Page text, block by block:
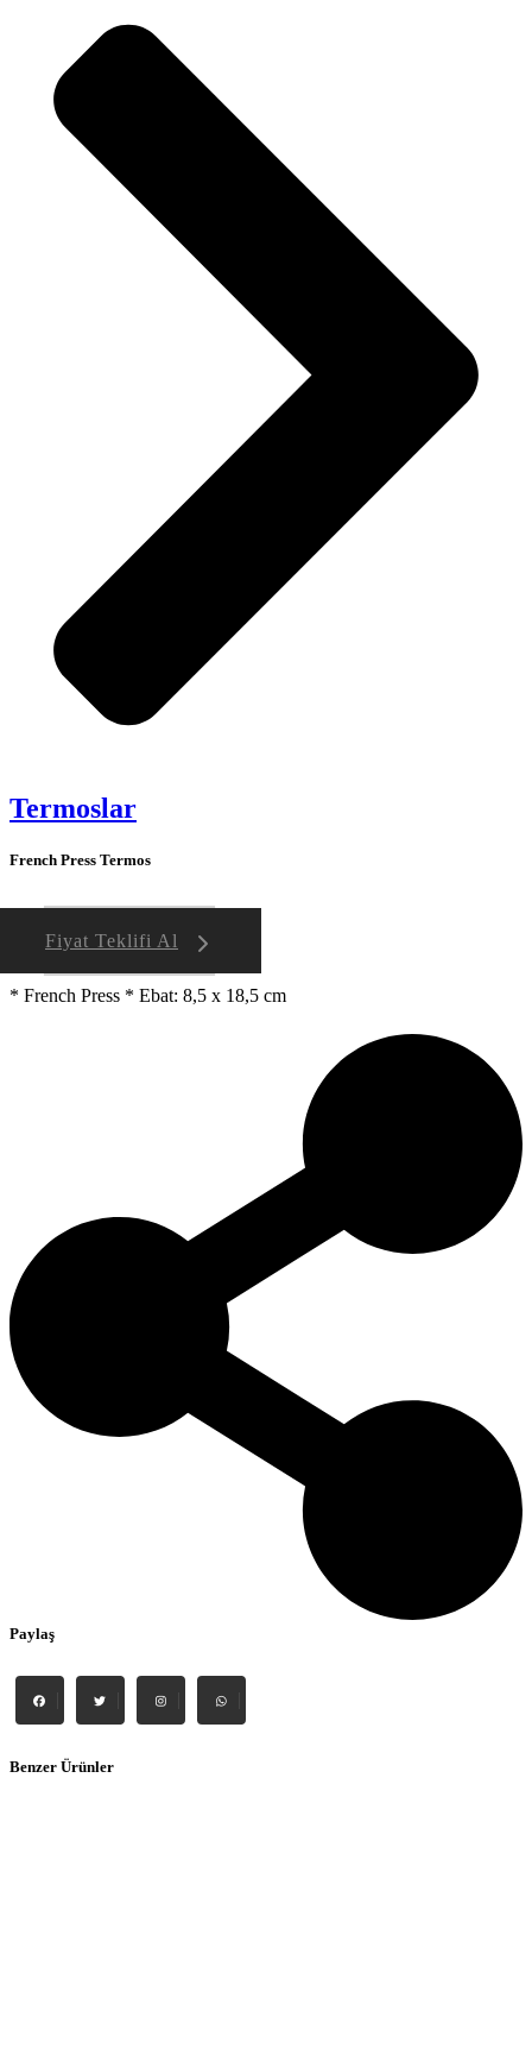
Termoslar
French Press Termos
Fiyat Teklifi Al
* French Press * Ebat: 8,5 x 18,5 cm
Paylaş
Benzer Ürünler